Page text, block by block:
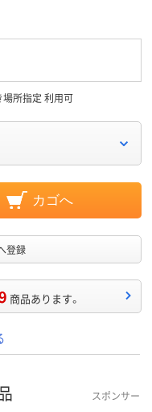
場所指定 利用可
カゴへ
登録
商品あります。
スポンサー